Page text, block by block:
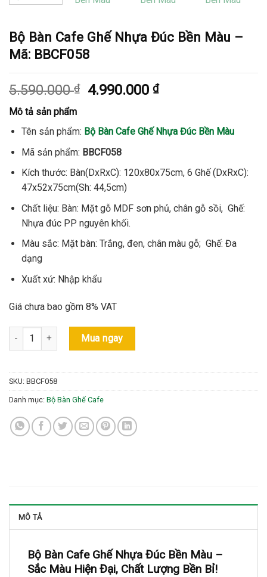
Bộ Bàn Cafe Ghế Nhựa Đúc Bền Màu –
Mã: BBCF058
5.590.000₫
Giá
5.590.000 ₫.
4.990.000₫Giá
là:
Mô tả sản phẩm
Tên sản phẩm: Bộ Bàn Cafe Ghế Nhựa Đúc Bền Màu
Mã sản phẩm: BBCF058
Kích thước: Bàn(DxRxC): 120x80x75cm, 6 Ghế (DxRxC):
47x52x75cm(Sh: 44,5cm)
Chất liệu: Bàn: Mặt gỗ MDF sơn phủ, chân gỗ sồi, Ghế:
Nhựa đúc PP nguyên khối.
Màu sắc: Mặt bàn: Trắng, đen, chân màu gỗ; Ghế: Đa
dạng
Xuất xứ: Nhập khẩu
Giá chưa bao gồm 8% VAT
Bộ Bàn Cafe Ghế Nhựa Đúc Bền Màu - Mã: BBCF058 số lượng
Mua ngay
SKU: BBCF058
Danh mục: Bộ Bàn Ghế Cafe
MÔ TẢ
Bộ Bàn Cafe Ghế Nhựa Đúc Bền Màu –
Sắc Màu Hiện Đại, Chất Lượng Bền Bỉ!